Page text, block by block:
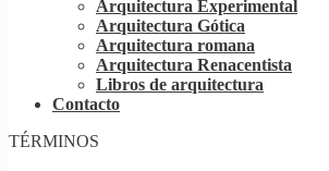
Arquitectura Experimental
Arquitectura Gótica
Arquitectura romana
Arquitectura Renacentista
Libros de arquitectura
Contacto
TÉRMINOS